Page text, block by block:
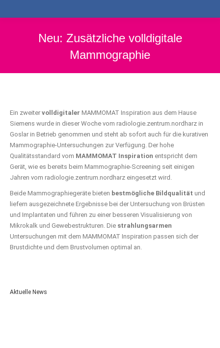
Neu: Zusätzliche volldigitale
Mammographie
Ein zweiter volldigitaler MAMMOMAT Inspiration aus dem Hause
Siemens wurde in dieser Woche vom radiologie.zentrum.nordharz in
Goslar in Betrieb genommen und steht ab sofort auch für die kurativen
Mammographie-Untersuchungen zur Verfügung. Der hohe
Qualitätsstandard vom MAMMOMAT Inspiration entspricht dem
Gerät, wie es bereits beim Mammographie-Screening seit einigen
Jahren vom radiologie.zentrum.nordharz eingesetzt wird.
Beide Mammographiegeräte bieten bestmögliche Bildqualität und
liefern ausgezeichnete Ergebnisse bei der Untersuchung von Brüsten
und Implantaten und führen zu einer besseren Visualisierung von
Mikrokalk und Gewebestrukturen. Die strahlungsarmen
Untersuchungen mit dem MAMMOMAT Inspiration passen sich der
Brustdichte und dem Brustvolumen optimal an.
Aktuelle News